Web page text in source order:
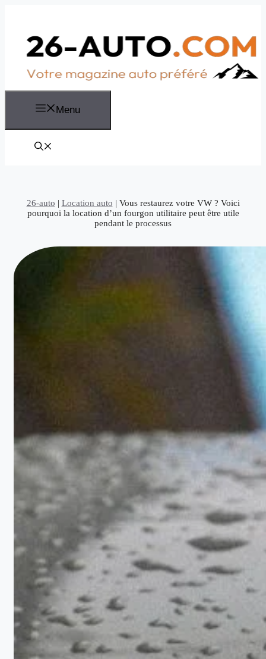
Menu
26-auto | Location auto | Vous restaurez votre VW ? Voici
pourquoi la location d’un fourgon utilitaire peut être utile
pendant le processus